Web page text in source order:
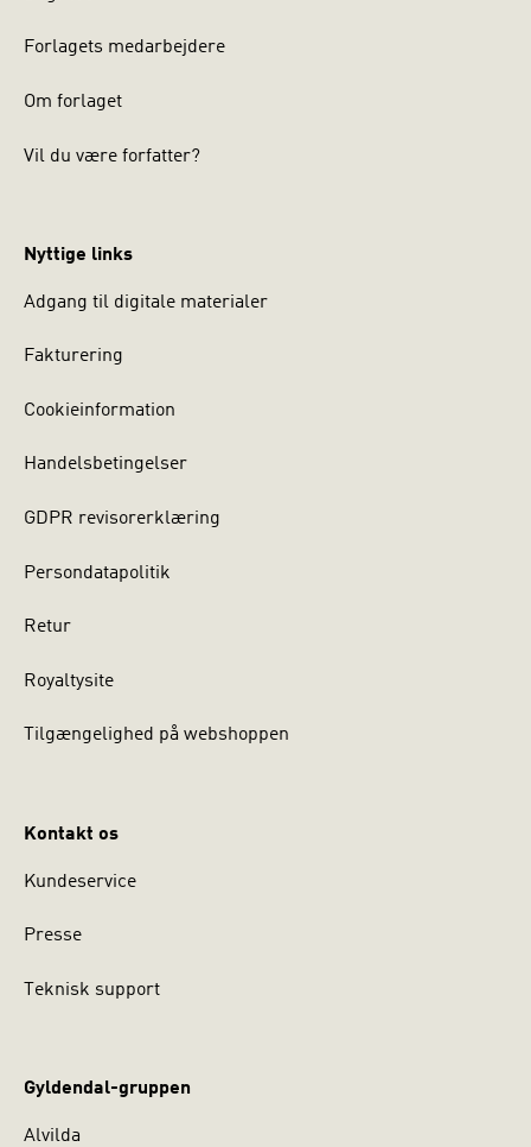
Forlagets medarbejdere
Om forlaget
Vil du være forfatter?
Nyttige links
Adgang til digitale materialer
Fakturering
Cookieinformation
Handelsbetingelser
GDPR revisorerklæring
Persondatapolitik
Retur
Royaltysite
Tilgængelighed på webshoppen
Kontakt os
Kundeservice
Presse
Teknisk support
Gyldendal-gruppen
Alvilda